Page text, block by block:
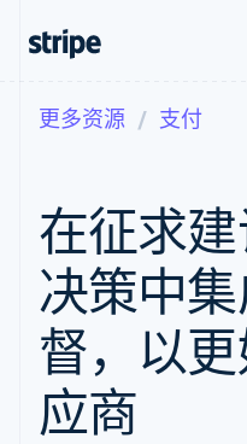
支付
在线支付
Payment links
无代码支付
Checkout
预构建支付界
面
Elements
灵活的 UI 组件
Payment
methods
经
按
订
一
按企业阶段
按应用场
智能体
加密货币
文档
库与
Stripe
指南
学习
指南
支持
获取
更多资源 支付
在征求
决策中
督，以
应商